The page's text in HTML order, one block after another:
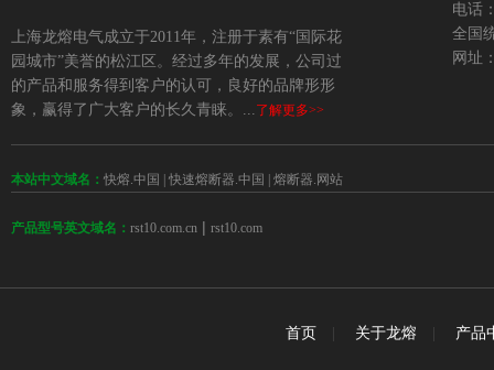
上海龙熔电气成立于2011年，注册于素有“国际花
园城市”美誉的松江区。经过多年的发展，公司过
的产品和服务得到客户的认可，良好的品牌形形
象，赢得了广大客户的长久青睐。...了解更多>>
电话
全国
网址
本站中文域名： 快熔.中国 快速熔断器.中国 熔断器.网站
产品型号英文域名： rst10.com.cn | rst10.com
首页 关于龙熔 产品